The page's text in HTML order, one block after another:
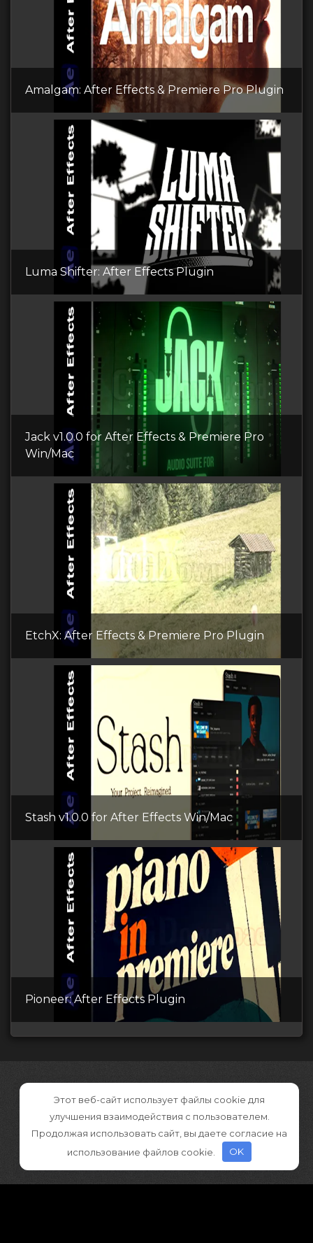
Amalgam: After Effects & Premiere Pro Plugin
Luma Shifter: After Effects Plugin
Jack v1.0.0 for After Effects & Premiere Pro
Win/Mac
EtchX: After Effects & Premiere Pro Plugin
Stash v1.0.0 for After Effects Win/Mac
Pioneer: After Effects Plugin
Этот веб-сайт использует файлы cookie для
улучшения взаимодействия с пользователем.
Продолжая использовать сайт, вы даете согласие на
использование файлов cookie.
OK